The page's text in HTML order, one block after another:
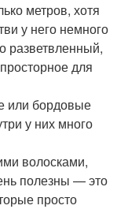
метров, хотя
у него немного
разветвленный,
для
или бордовые
у них много
волосками,
полезны — это
просто